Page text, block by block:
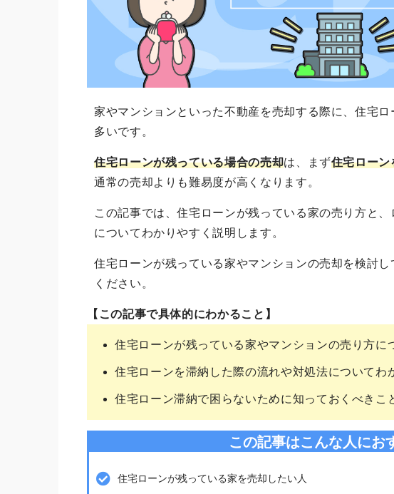
家やマンションといった不動産を売却する際に、住宅
多いです。
住宅ローンが残っている場合の売却は、まず住宅ローン
通常の売却よりも難易度が高くなります。
この記事では、住宅ローンが残っている家の売り方と
についてわかりやすく説明します。
住宅ローンが残っている家やマンションの売却を検討
ください。
【この記事で具体的にわかること】
住宅ローンが残っている家やマンションの売り方に
住宅ローンを滞納した際の流れや対処法についてわ
住宅ローン滞納で困らないために知っておくべきこ
この記事はこんな人にお
住宅ローンが残っている家を売却したい人